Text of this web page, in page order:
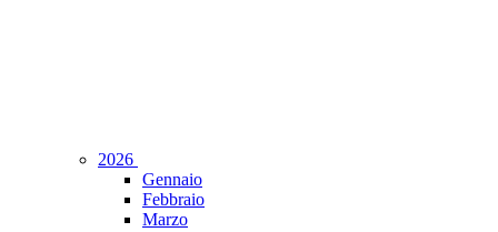
2026
Gennaio
Febbraio
Marzo